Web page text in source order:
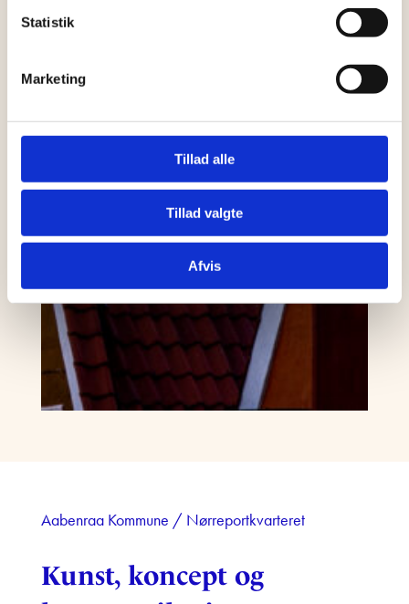
Statistik
Marketing
Tillad alle
Tillad valgte
Afvis
Aabenraa Kommune / Nørreportkvarteret
Kunst, koncept og